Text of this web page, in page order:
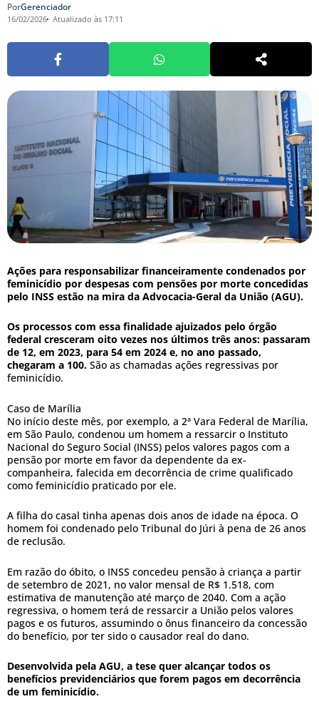
PorGerenciador
16/02/2026 Atualizado às 17:11
Ações para responsabilizar financeiramente condenados por
feminicídio por despesas com pensões por morte concedidas
pelo INSS estão na mira da Advocacia-Geral da União (AGU).
Os processos com essa finalidade ajuizados pelo órgão
federal cresceram oito vezes nos últimos três anos: passaram
de 12, em 2023, para 54 em 2024 e, no ano passado,
chegaram a 100. São as chamadas ações regressivas por
feminicídio.
Caso de Marília
No início deste mês, por exemplo, a 2ª Vara Federal de Marília,
em São Paulo, condenou um homem a ressarcir o Instituto
Nacional do Seguro Social (INSS) pelos valores pagos com a
pensão por morte em favor da dependente da ex-
companheira, falecida em decorrência de crime qualificado
como feminicídio praticado por ele.
A filha do casal tinha apenas dois anos de idade na época. O
homem foi condenado pelo Tribunal do Júri à pena de 26 anos
de reclusão.
Em razão do óbito, o INSS concedeu pensão à criança a partir
de setembro de 2021, no valor mensal de R$ 1.518, com
estimativa de manutenção até março de 2040. Com a ação
regressiva, o homem terá de ressarcir a União pelos valores
pagos e os futuros, assumindo o ônus financeiro da concessão
do benefício, por ter sido o causador real do dano.
Desenvolvida pela AGU, a tese quer alcançar todos os
benefícios previdenciários que forem pagos em decorrência
de um feminicídio.